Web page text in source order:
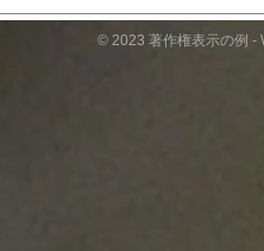
© 2023 著作権表示の例 -